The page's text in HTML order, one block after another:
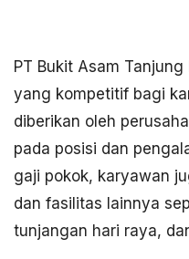
PT Bukit Asam
yang kompetitif bagi
diberikan oleh
pada posisi dan
gaji pokok, karyawan
dan fasilitas lainnya
tunjangan hari raya,